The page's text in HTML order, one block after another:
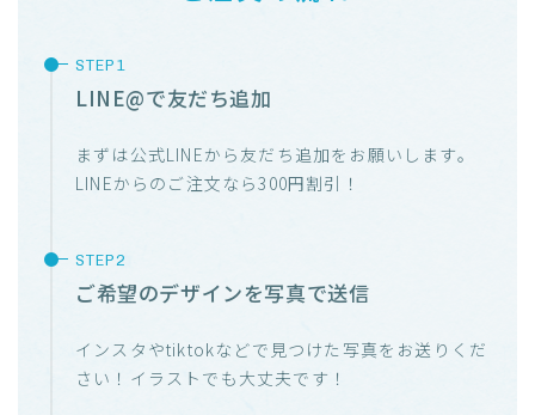
LINE@で友だち追加
まずは公式LINEから友だち追加をお願いします。
LINEからのご注文なら300円割引！
ご希望のデザインを写真で送信
インスタやtiktokなどで見つけた写真をお送りくだ
さい！イラストでも大丈夫です！